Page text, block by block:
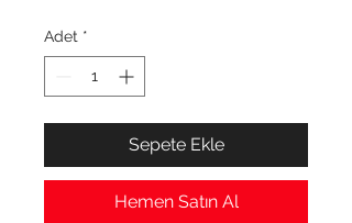
Adet *
Sepete Ekle
Hemen Satın Al